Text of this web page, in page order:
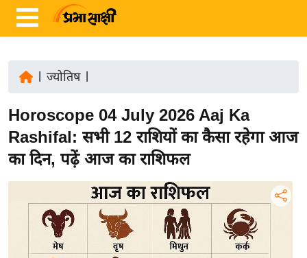
ज़ा
ख
र
ज्योतिष|
Horoscope 04 July 2026 Aaj Ka
Rashifal: सभी 12 राशियों का कैसा रहेगा आज
का दिन, पढ़ें आज का राशिफल